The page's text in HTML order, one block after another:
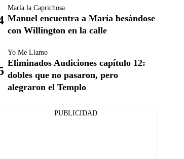
María la Caprichosa
Manuel encuentra a María besándose
con Willington en la calle
Yo Me Llamo
Eliminados Audiciones capítulo 12:
dobles que no pasaron, pero
alegraron el Templo
PUBLICIDAD